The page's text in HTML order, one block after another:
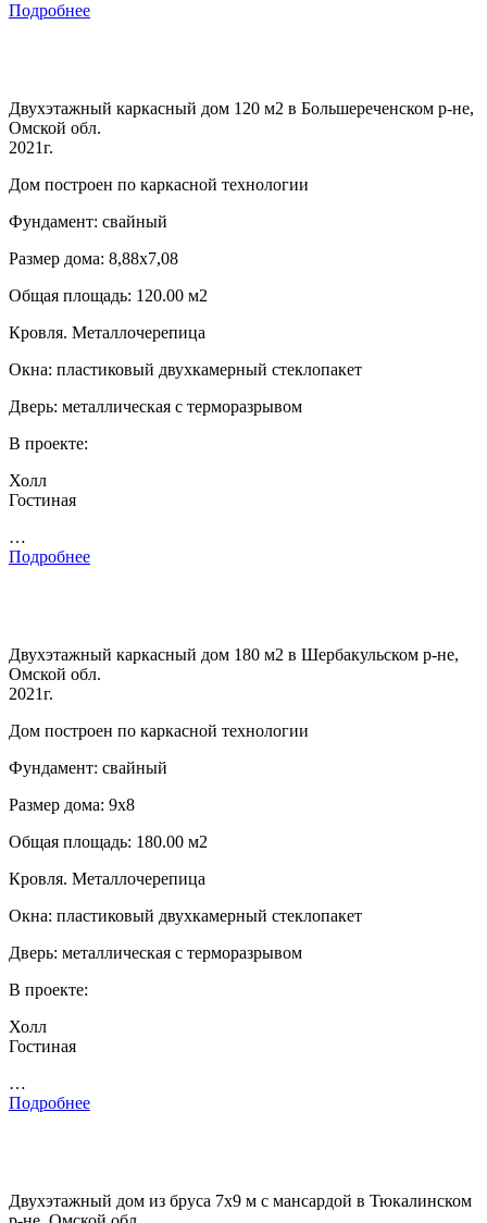
Подробнее
Двухэтажный каркасный дом 120 м2 в Большереченском р-не,
Омской обл.
2021г.
Дом построен по каркасной технологии
Фундамент: свайный
Размер дома: 8,88х7,08
Общая площадь: 120.00 м2
Кровля. Металлочерепица
Окна: пластиковый двухкамерный стеклопакет
Дверь: металлическая с терморазрывом
В проекте:
Холл
Гостиная
…
Подробнее
Двухэтажный каркасный дом 180 м2 в Шербакульском р-не,
Омской обл.
2021г.
Дом построен по каркасной технологии
Фундамент: свайный
Размер дома: 9х8
Общая площадь: 180.00 м2
Кровля. Металлочерепица
Окна: пластиковый двухкамерный стеклопакет
Дверь: металлическая с терморазрывом
В проекте:
Холл
Гостиная
…
Подробнее
Двухэтажный дом из бруса 7х9 м с мансардой в Тюкалинском